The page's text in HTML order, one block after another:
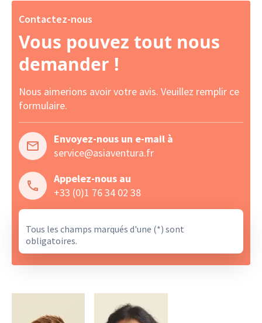
Contactez-nous
Vous pouvez tout nous
demander !
Nous aimerions avoir votre avis. Veuillez remplir ce
formulaire.
Envoyez-nous un e-mail à
service@asiaventura.fr
Appelez-nous au
+33 (0)1 76 34 02 38
Tous les champs marqués d'une (*) sont
obligatoires.